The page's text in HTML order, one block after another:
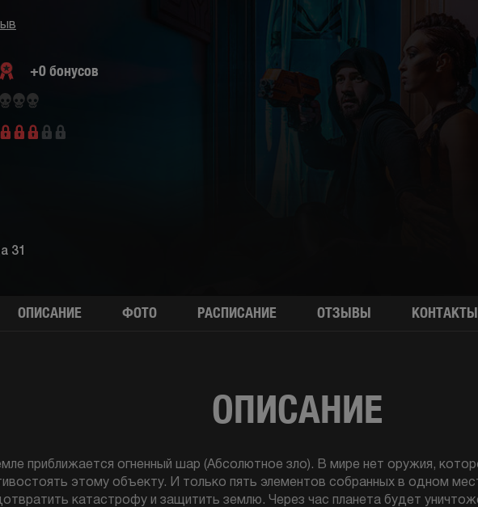
+0 бонусов
31
ОПИСАНИЕ ФОТО РАСПИСАНИЕ ОТЗЫВЫ КОНТАКТЫ
ОПИСАНИЕ
приближается огненный шар (Абсолютное зло). В мире нет оружия,
этому объекту. И только пять элементов собранных в одном
катастрофу и защитить землю. Через час планета будет